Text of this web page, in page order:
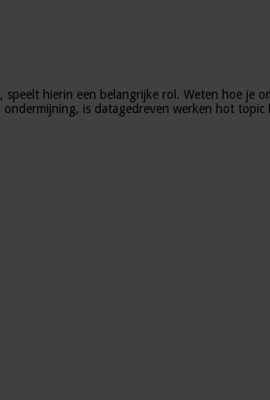
hierin een belangrijke rol. Weten hoe je
is datagedreven werken hot topic